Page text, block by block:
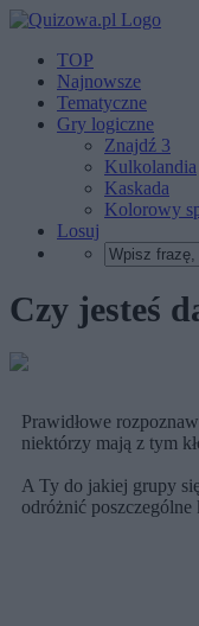
TOP
Najnowsze
Tematyczne
Gry logiczne
Znajdź 3
Kulkolandia
Kaskada
Kolorowy
Losuj
Czy jesteś
Prawidłowe
niektórzy mają z tym
A Ty do jakiej grupy
odróżnić poszczególne